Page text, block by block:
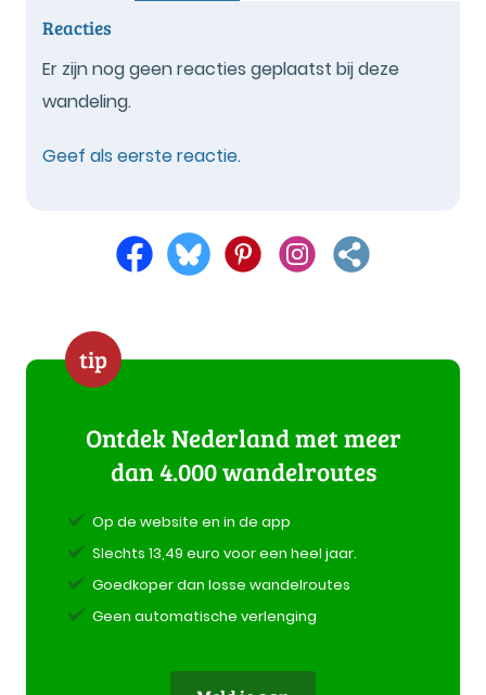
Reacties
Er zijn nog geen reacties geplaatst bij deze
wandeling.
Geef als eerste reactie.
tip
Ontdek Nederland met meer
dan 4.000 wandelroutes
Op de website en in de app
Slechts 13,49 euro voor een heel jaar.
Goedkoper dan losse wandelroutes
Geen automatische verlenging